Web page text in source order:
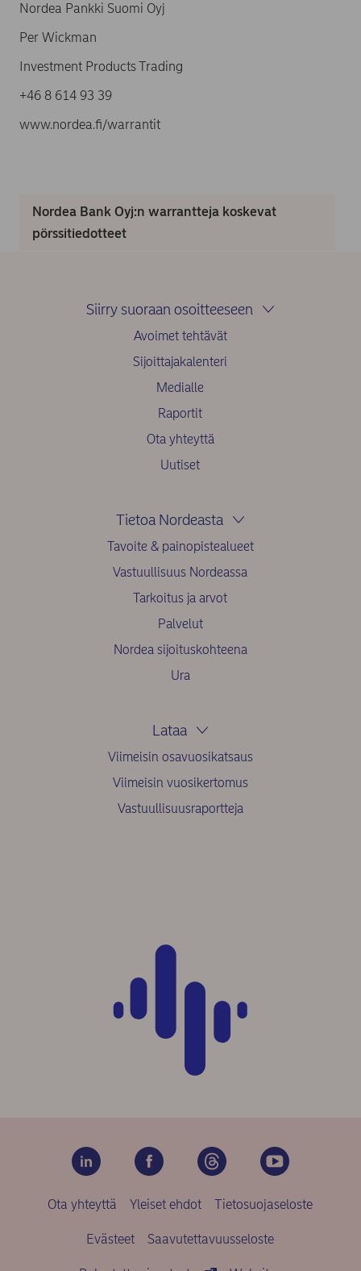
Nordea Pankki Suomi Oyj
Per Wickman
Investment Products Trading
+46 8 614 93 39
www.nordea.fi/warrantit
Nordea Bank Oyj:n warrantteja koskevat
pörssitiedotteet
Siirry suoraan osoitteeseen
Avoimet tehtävät
Sijoittajakalenteri
Medialle
Raportit
Ota yhteyttä
Uutiset
Tietoa Nordeasta
Tavoite & painopistealueet
Vastuullisuus Nordeassa
Tarkoitus ja arvot
Palvelut
Nordea sijoituskohteena
Ura
Lataa
Viimeisin osavuosikatsaus
Viimeisin vuosikertomus
Vastuullisuusraportteja
Ota yhteyttä Yleiset ehdot Tietosuojaseloste
Evästeet Saavutettavuusseloste